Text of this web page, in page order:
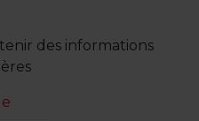
des informations